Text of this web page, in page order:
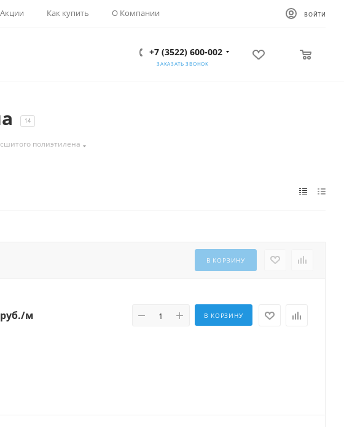
Акции Как купить О Компании ВОЙТИ
+7 (3522) 600-002
ЗАКАЗАТЬ ЗВОНОК
14
полиэтилена
В КОРЗИНУ
руб./м В КОРЗИНУ